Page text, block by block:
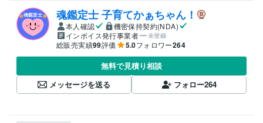
魂鑑定士 子育てかぁちゃん！
本人確認
機密保持契約(NDA)
インボイス発行事業者
未登録
総販売実績99評価 5.0フォロワー264
無料で見積り相談
メッセージを送る
フォロー264